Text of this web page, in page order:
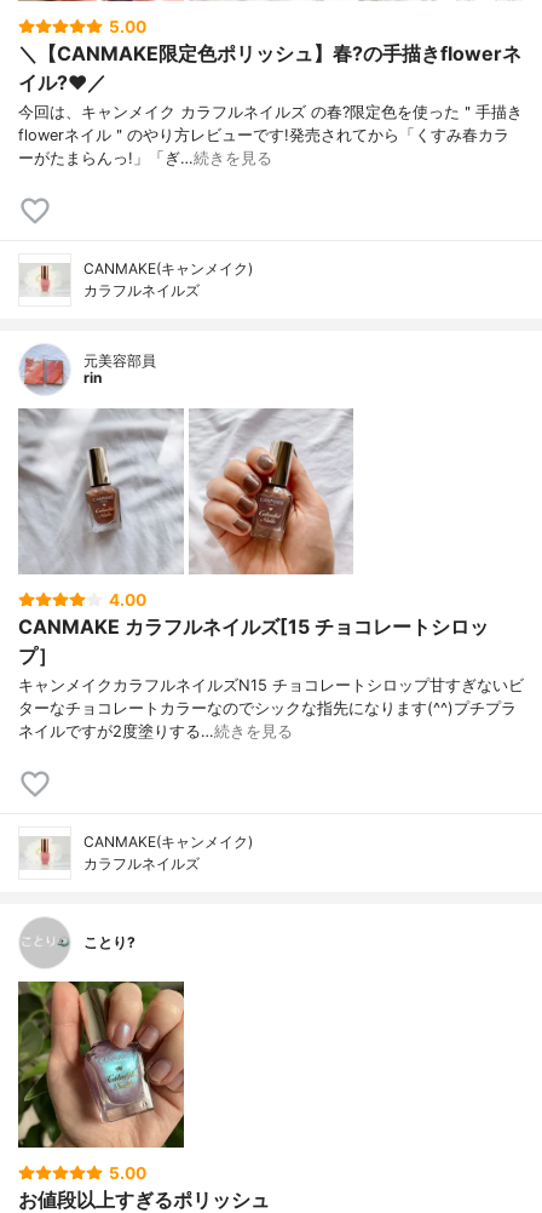
5.00
＼【CANMAKE限定色ポリッシュ】春?の手描きflowerネ
イル?❤️／
今回は、キャンメイク カラフルネイルズ の春?限定色を使った＂手描き
flowerネイル＂のやり方レビューです!発売されてから「くすみ春カラ
ーがたまらんっ!」「ぎ…続きを見る
CANMAKE(キャンメイク)
カラフルネイルズ
元美容部員
rin
4.00
CANMAKE カラフルネイルズ[15 チョコレートシロッ
プ］
キャンメイクカラフルネイルズN15 チョコレートシロップ甘すぎないビ
ターなチョコレートカラーなのでシックな指先になります(^^)プチプラ
ネイルですが2度塗りする…続きを見る
CANMAKE(キャンメイク)
カラフルネイルズ
ことり?
5.00
お値段以上すぎるポリッシュ